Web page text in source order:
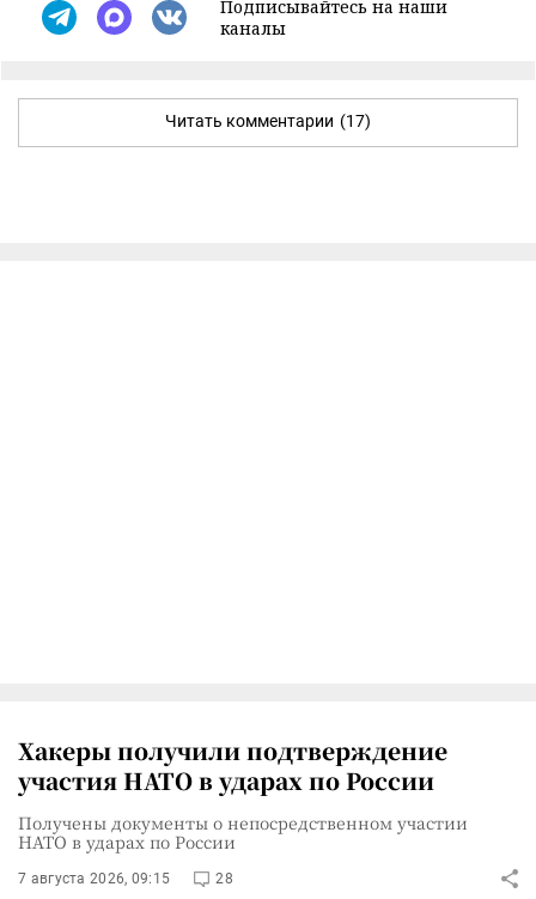
Подписывайтесь на наши
каналы
Читать комментарии (17)
Хакеры получили подтверждение
участия НАТО в ударах по России
Получены документы о непосредственном участии
НАТО в ударах по России
7 августа 2026, 09:15 28